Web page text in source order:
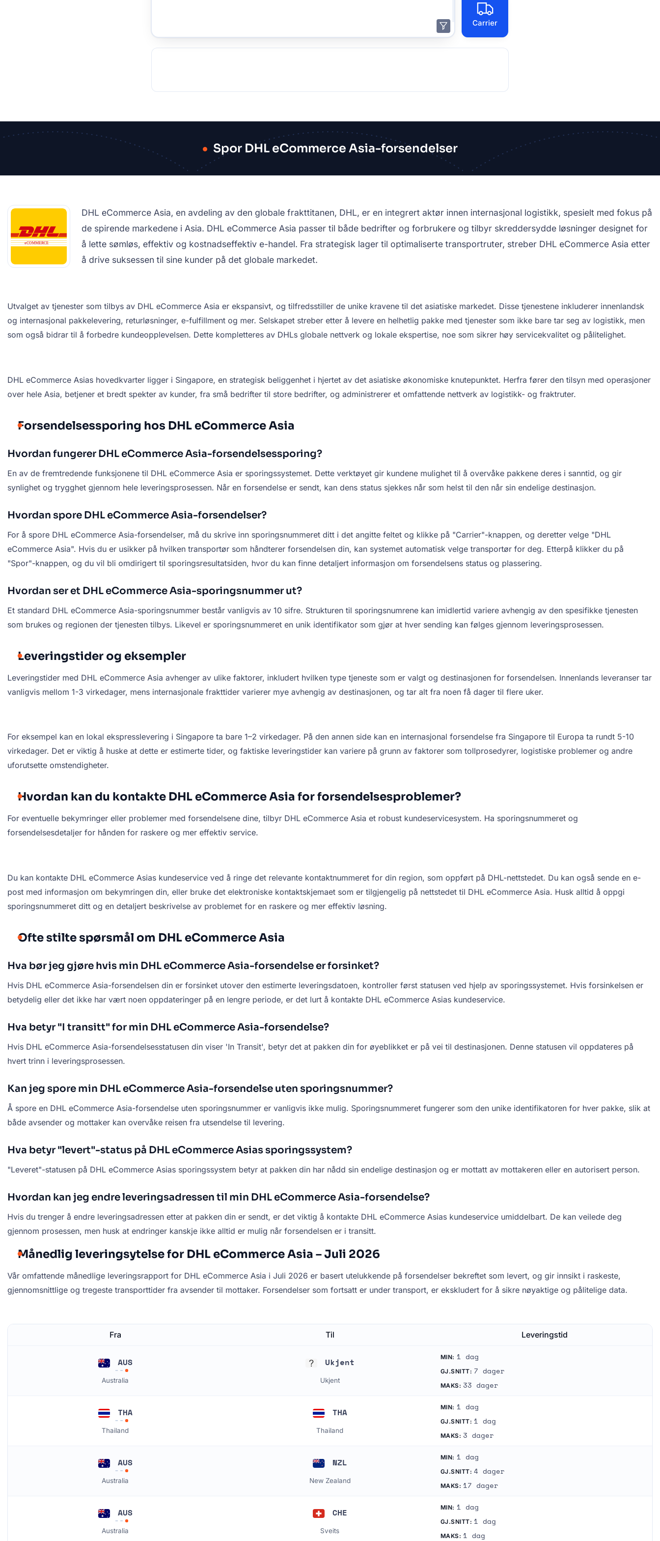
Carrier
Spor DHL eCommerce Asia-forsendelser
DHL eCommerce Asia, en avdeling av den globale frakttitanen, DHL, er en integrert aktør innen internasjonal logistikk, spesielt med fokus på
de spirende markedene i Asia. DHL eCommerce Asia passer til både bedrifter og forbrukere og tilbyr skreddersydde løsninger designet for
å lette sømløs, effektiv og kostnadseffektiv e-handel. Fra strategisk lager til optimaliserte transportruter, streber DHL eCommerce Asia etter
å drive suksessen til sine kunder på det globale markedet.
Utvalget av tjenester som tilbys av DHL eCommerce Asia er ekspansivt, og tilfredsstiller de unike kravene til det asiatiske markedet. Disse tjenestene inkluderer innenlandsk
og internasjonal pakkelevering, returløsninger, e-fulfillment og mer. Selskapet streber etter å levere en helhetlig pakke med tjenester som ikke bare tar seg av logistikk, men
som også bidrar til å forbedre kundeopplevelsen. Dette kompletteres av DHLs globale nettverk og lokale ekspertise, noe som sikrer høy servicekvalitet og pålitelighet.
DHL eCommerce Asias hovedkvarter ligger i Singapore, en strategisk beliggenhet i hjertet av det asiatiske økonomiske knutepunktet. Herfra fører den tilsyn med operasjoner
over hele Asia, betjener et bredt spekter av kunder, fra små bedrifter til store bedrifter, og administrerer et omfattende nettverk av logistikk- og fraktruter.
Forsendelsessporing hos DHL eCommerce Asia
Hvordan fungerer DHL eCommerce Asia-forsendelsessporing?
En av de fremtredende funksjonene til DHL eCommerce Asia er sporingssystemet. Dette verktøyet gir kundene mulighet til å overvåke pakkene deres i sanntid, og gir
synlighet og trygghet gjennom hele leveringsprosessen. Når en forsendelse er sendt, kan dens status sjekkes når som helst til den når sin endelige destinasjon.
Hvordan spore DHL eCommerce Asia-forsendelser?
For å spore DHL eCommerce Asia-forsendelser, må du skrive inn sporingsnummeret ditt i det angitte feltet og klikke på "Carrier"-knappen, og deretter velge "DHL
eCommerce Asia". Hvis du er usikker på hvilken transportør som håndterer forsendelsen din, kan systemet automatisk velge transportør for deg. Etterpå klikker du på
"Spor"-knappen, og du vil bli omdirigert til sporingsresultatsiden, hvor du kan finne detaljert informasjon om forsendelsens status og plassering.
Hvordan ser et DHL eCommerce Asia-sporingsnummer ut?
Et standard DHL eCommerce Asia-sporingsnummer består vanligvis av 10 sifre. Strukturen til sporingsnumrene kan imidlertid variere avhengig av den spesifikke tjenesten
som brukes og regionen der tjenesten tilbys. Likevel er sporingsnummeret en unik identifikator som gjør at hver sending kan følges gjennom leveringsprosessen.
Leveringstider og eksempler
Leveringstider med DHL eCommerce Asia avhenger av ulike faktorer, inkludert hvilken type tjeneste som er valgt og destinasjonen for forsendelsen. Innenlands leveranser tar
vanligvis mellom 1-3 virkedager, mens internasjonale frakttider varierer mye avhengig av destinasjonen, og tar alt fra noen få dager til flere uker.
For eksempel kan en lokal ekspresslevering i Singapore ta bare 1–2 virkedager. På den annen side kan en internasjonal forsendelse fra Singapore til Europa ta rundt 5-10
virkedager. Det er viktig å huske at dette er estimerte tider, og faktiske leveringstider kan variere på grunn av faktorer som tollprosedyrer, logistiske problemer og andre
uforutsette omstendigheter.
Hvordan kan du kontakte DHL eCommerce Asia for forsendelsesproblemer?
For eventuelle bekymringer eller problemer med forsendelsene dine, tilbyr DHL eCommerce Asia et robust kundeservicesystem. Ha sporingsnummeret og
forsendelsesdetaljer for hånden for raskere og mer effektiv service.
Du kan kontakte DHL eCommerce Asias kundeservice ved å ringe det relevante kontaktnummeret for din region, som oppført på DHL-nettstedet. Du kan også sende en e-
post med informasjon om bekymringen din, eller bruke det elektroniske kontaktskjemaet som er tilgjengelig på nettstedet til DHL eCommerce Asia. Husk alltid å oppgi
sporingsnummeret ditt og en detaljert beskrivelse av problemet for en raskere og mer effektiv løsning.
Ofte stilte spørsmål om DHL eCommerce Asia
Hva bør jeg gjøre hvis min DHL eCommerce Asia-forsendelse er forsinket?
Hvis DHL eCommerce Asia-forsendelsen din er forsinket utover den estimerte leveringsdatoen, kontroller først statusen ved hjelp av sporingssystemet. Hvis forsinkelsen er
betydelig eller det ikke har vært noen oppdateringer på en lengre periode, er det lurt å kontakte DHL eCommerce Asias kundeservice.
Hva betyr "I transitt" for min DHL eCommerce Asia-forsendelse?
Hvis DHL eCommerce Asia-forsendelsesstatusen din viser 'In Transit', betyr det at pakken din for øyeblikket er på vei til destinasjonen. Denne statusen vil oppdateres på
hvert trinn i leveringsprosessen.
Kan jeg spore min DHL eCommerce Asia-forsendelse uten sporingsnummer?
Å spore en DHL eCommerce Asia-forsendelse uten sporingsnummer er vanligvis ikke mulig. Sporingsnummeret fungerer som den unike identifikatoren for hver pakke, slik at
både avsender og mottaker kan overvåke reisen fra utsendelse til levering.
Hva betyr "levert"-status på DHL eCommerce Asias sporingssystem?
"Leveret"-statusen på DHL eCommerce Asias sporingssystem betyr at pakken din har nådd sin endelige destinasjon og er mottatt av mottakeren eller en autorisert person.
Hvordan kan jeg endre leveringsadressen til min DHL eCommerce Asia-forsendelse?
Hvis du trenger å endre leveringsadressen etter at pakken din er sendt, er det viktig å kontakte DHL eCommerce Asias kundeservice umiddelbart. De kan veilede deg
gjennom prosessen, men husk at endringer kanskje ikke alltid er mulig når forsendelsen er i transitt.
Månedlig leveringsytelse for DHL eCommerce Asia – Juli 2026
Vår omfattende månedlige leveringsrapport for DHL eCommerce Asia i Juli 2026 er basert utelukkende på forsendelser bekreftet som levert, og gir innsikt i raskeste,
gjennomsnittlige og tregeste transporttider fra avsender til mottaker. Forsendelser som fortsatt er under transport, er ekskludert for å sikre nøyaktige og pålitelige data.
Fra Til Leveringstid
AUS
Australia
Ukjent
Ukjent
MIN: 1 dag
GJ.SNITT: 7 dager
MAKS: 33 dager
THA
Thailand
THA
Thailand
MIN: 1 dag
GJ.SNITT: 1 dag
MAKS: 3 dager
AUS
Australia
NZL
New Zealand
MIN: 1 dag
GJ.SNITT: 4 dager
MAKS: 17 dager
AUS
Australia
CHE
Sveits
MIN: 1 dag
GJ.SNITT: 1 dag
MAKS: 1 dag